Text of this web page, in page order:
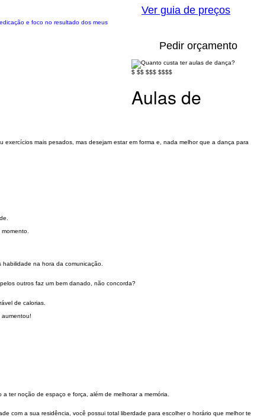
e foco no resultado dos meus
Pedir orçamento
Ver guia de preços
$ $$ $$$ $$$$
Aulas de
mais pesados, mas desejam estar em forma e, nada melhor que a dança para
na hora da comunicação.
outros faz um bem danado, não concorda?
de calorias.
aumentou!
ter noção de espaço e força, além de melhorar a memória.
com a sua residência, você possui total liberdade para escolher o horário que melhor te